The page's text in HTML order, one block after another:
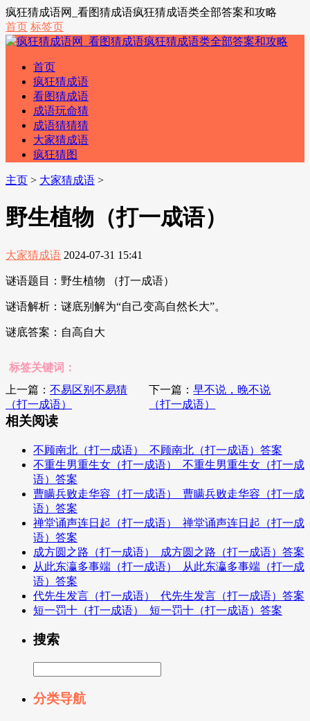
疯狂猜成语网_看图猜成语疯狂猜成语类全部答案和攻略
首页 标签页
首页
疯狂猜成语
看图猜成语
成语玩命猜
成语猜猜猜
大家猜成语
疯狂猜图
主页 > 大家猜成语 >
野生植物（打一成语）
大家猜成语 2024-07-31 15:41
谜语题目：野生植物 （打一成语）
谜语解析：谜底别解为“自己变高自然长大”。
谜底答案：自高自大
标签关键词：
上一篇： 不易区别不易猜
（打一成语）
下一篇：早不说，晚不说
（打一成语）
相关阅读
不顾南北（打一成语）_不顾南北（打一成语）答案
不重生男重生女（打一成语）_不重生男重生女（打一成
语）答案
曹瞒兵败走华容（打一成语）_曹瞒兵败走华容（打一成
语）答案
禅堂诵声连日起（打一成语）_禅堂诵声连日起（打一成
语）答案
成方圆之路（打一成语）_成方圆之路（打一成语）答案
从此东瀛多事端（打一成语）_从此东瀛多事端（打一成
语）答案
代先生发言（打一成语）_代先生发言（打一成语）答案
短一罚十（打一成语）_短一罚十（打一成语）答案
搜索
分类导航